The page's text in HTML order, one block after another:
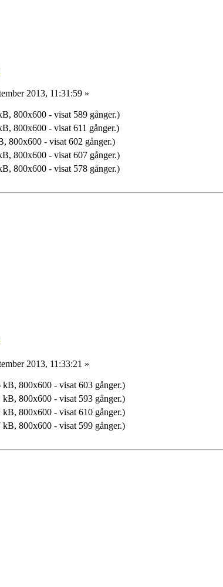
2013, 11:31:59 »
800x600 - visat 589 gånger.)
800x600 - visat 611 gånger.)
800x600 - visat 602 gånger.)
800x600 - visat 607 gånger.)
800x600 - visat 578 gånger.)
2013, 11:33:21 »
kB, 800x600 - visat 603 gånger.)
kB, 800x600 - visat 593 gånger.)
kB, 800x600 - visat 610 gånger.)
kB, 800x600 - visat 599 gånger.)